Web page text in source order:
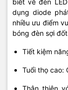
biết về đèn
dụng diode
nhiều ưu điểm
bóng đèn sợi
Tiết kiệm
Tuổi thọ cao:
Thân thiện